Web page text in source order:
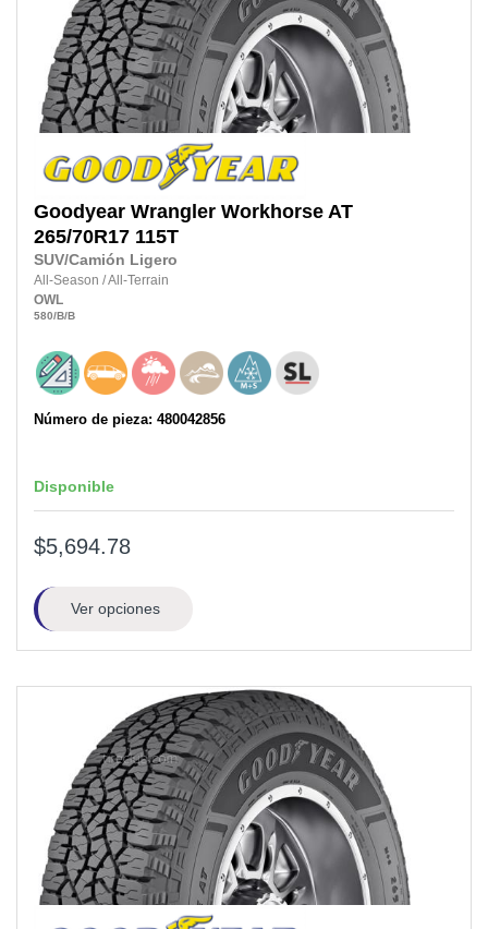
Goodyear Wrangler Workhorse AT
265/70R17 115T
SUV/Camión Ligero
All-Season /All-Terrain
OWL
580/B/B
Número de pieza: 480042856
Disponible
$5,694.78
Ver opciones